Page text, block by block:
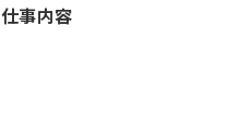
仕事内容